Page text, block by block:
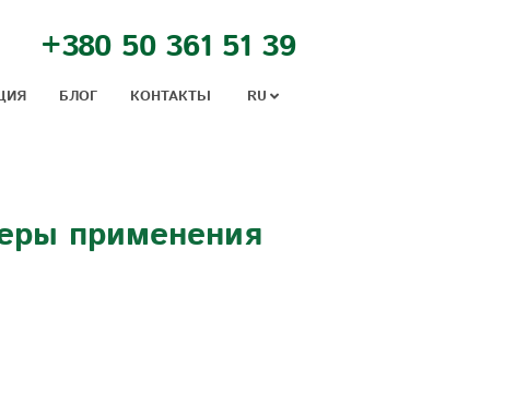
+380 50 361 51 39
БЛОГ КОНТАКТЬІ RU
применения